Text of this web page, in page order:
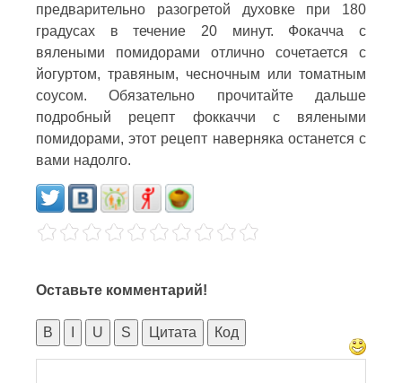
предварительно разогретой духовке при 180
градусах в течение 20 минут. Фокачча с
вялеными помидорами отлично сочетается с
йогуртом, травяным, чесночным или томатным
соусом. Обязательно прочитайте дальше
подробный рецепт фоккаччи с вялеными
помидорами, этот рецепт наверняка останется с
вами надолго.
Оставьте комментарий!
B U S Цитата Код